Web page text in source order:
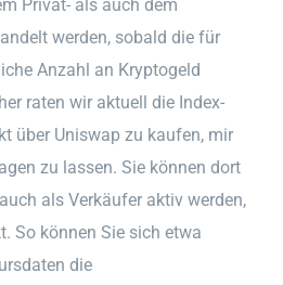
Privat- als auch dem
werden, sobald die für
Anzahl an Kryptogeld
raten wir aktuell die Index-
über Uniswap zu kaufen, mir
zu lassen. Sie können dort
als Verkäufer aktiv werden,
So können Sie sich etwa
die